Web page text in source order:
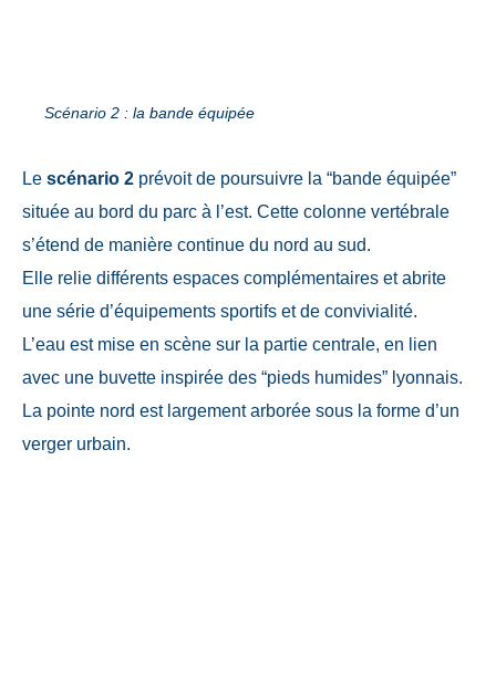
Scénario 2 : la bande équipée
Le scénario 2 prévoit de poursuivre la “bande équipée”
située au bord du parc à l’est. Cette colonne vertébrale
s’étend de manière continue du nord au sud.
Elle relie différents espaces complémentaires et abrite
une série d’équipements sportifs et de convivialité.
L’eau est mise en scène sur la partie centrale, en lien
avec une buvette inspirée des “pieds humides” lyonnais.
La pointe nord est largement arborée sous la forme d’un
verger urbain.